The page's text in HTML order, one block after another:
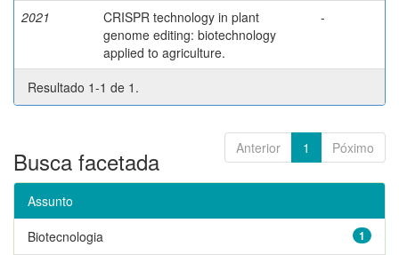
2021
CRISPR technology in plant
genome editing: biotechnology
applied to agriculture.
-
Resultado 1-1 de 1.
Anterior 1 Póximo
Busca facetada
Assunto
1
Biotecnologia